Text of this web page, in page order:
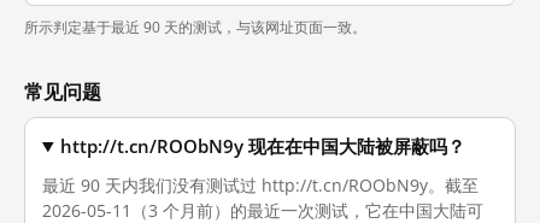
所示判定基于最近 90 天的测试，与该网址页面一致。
常见问题
http://t.cn/ROObN9y 现在在中国大陆被屏蔽吗？
最近 90 天内我们没有测试过 http://t.cn/ROObN9y。截至
2026-05-11（3 个月前）的最近一次测试，它在中国大陆可